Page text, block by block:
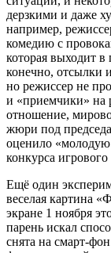
дерзкими и даже
например,
комедию с
которая выходит в
конечно, отсылки
но режиссер не
и «приемчики» на
отношение,
жюри под
оценило
конкурса
Ещё один
веселая картина
экране 1 ноября
парень искал
снята на смарт-